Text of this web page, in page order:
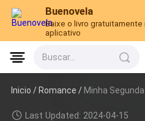
Buenovela
Baixe o livro gratuitamente
aplicativo
Buscar...
Inicio /Romance / Minha
Last Updated: 2024-04-15